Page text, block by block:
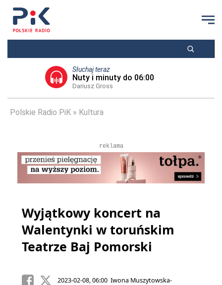
Słuchaj teraz
Nuty i minuty do 06:00
Dariusz Gross
Polskie Radio PiK Kultura
reklama
Wyjątkowy koncert na
Walentynki w toruńskim
Teatrze Baj Pomorski
2023-02-08, 06:00 Iwona Muszytowska-